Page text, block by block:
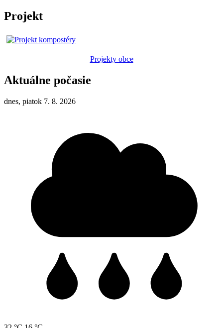
Projekt
Projekty obce
Aktuálne počasie
dnes, piatok 7. 8. 2026